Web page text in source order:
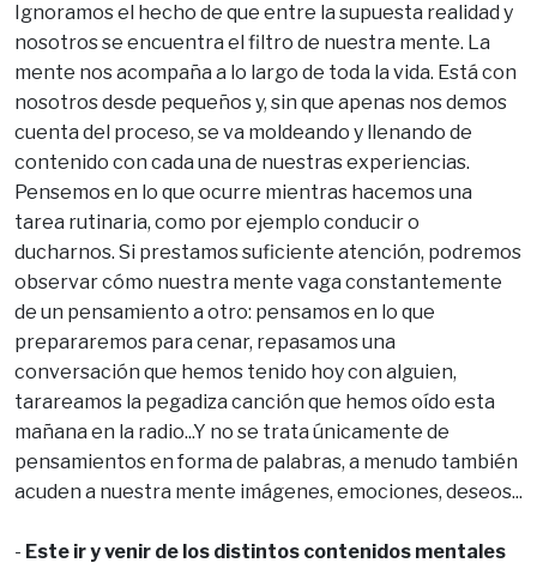
Ignoramos el hecho de que entre la supuesta realidad y
nosotros se encuentra el filtro de nuestra mente. La
mente nos acompaña a lo largo de toda la vida. Está con
nosotros desde pequeños y, sin que apenas nos demos
cuenta del proceso, se va moldeando y llenando de
contenido con cada una de nuestras experiencias.
Pensemos en lo que ocurre mientras hacemos una
tarea rutinaria, como por ejemplo conducir o
ducharnos. Si prestamos suficiente atención, podremos
observar cómo nuestra mente vaga constantemente
de un pensamiento a otro: pensamos en lo que
prepararemos para cenar, repasamos una
conversación que hemos tenido hoy con alguien,
tarareamos la pegadiza canción que hemos oído esta
mañana en la radio...Y no se trata únicamente de
pensamientos en forma de palabras, a menudo también
acuden a nuestra mente imágenes, emociones, deseos...
- Este ir y venir de los distintos contenidos mentales